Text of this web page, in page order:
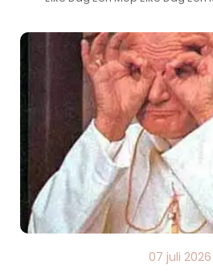
07 juli 2026